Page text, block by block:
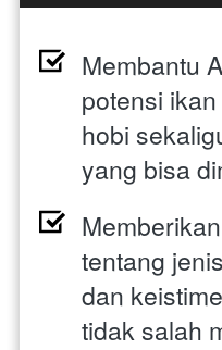
Membantu
potensi
hobi
yang bisa
tentang
dan
tidak salah